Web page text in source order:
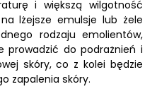
i większą wilgotność
lżejsze emulsje lub żele
rodzaju emolientów,
prowadzić do podrażnień i
skóry, co z kolei będzie
zapalenia skóry.